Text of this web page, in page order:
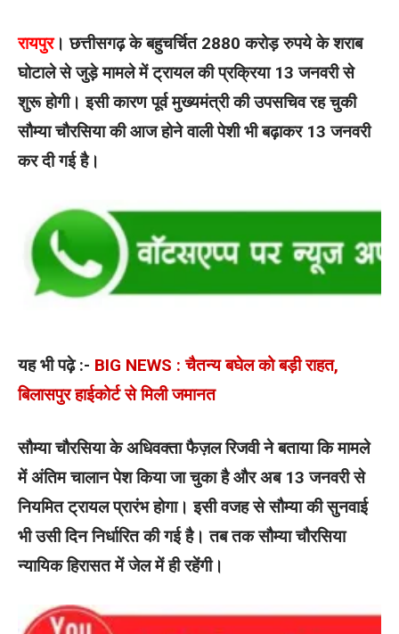
रायपुर। छत्तीसगढ़ के बहुचर्चित 2880 करोड़ रुपये के शराब
घोटाले से जुड़े मामले में ट्रायल की प्रक्रिया 13 जनवरी से
शुरू होगी। इसी कारण पूर्व मुख्यमंत्री की उपसचिव रह चुकी
सौम्या चौरसिया की आज होने वाली पेशी भी बढ़ाकर 13 जनवरी
कर दी गई है।
यह भी पढ़े :- BIG NEWS : चैतन्य बघेल को बड़ी राहत,
बिलासपुर हाईकोर्ट से मिली जमानत
सौम्या चौरसिया के अधिवक्ता फैज़ल रिजवी ने बताया कि मामले
में अंतिम चालान पेश किया जा चुका है और अब 13 जनवरी से
नियमित ट्रायल प्रारंभ होगा। इसी वजह से सौम्या की सुनवाई
भी उसी दिन निर्धारित की गई है। तब तक सौम्या चौरसिया
न्यायिक हिरासत में जेल में ही रहेंगी।